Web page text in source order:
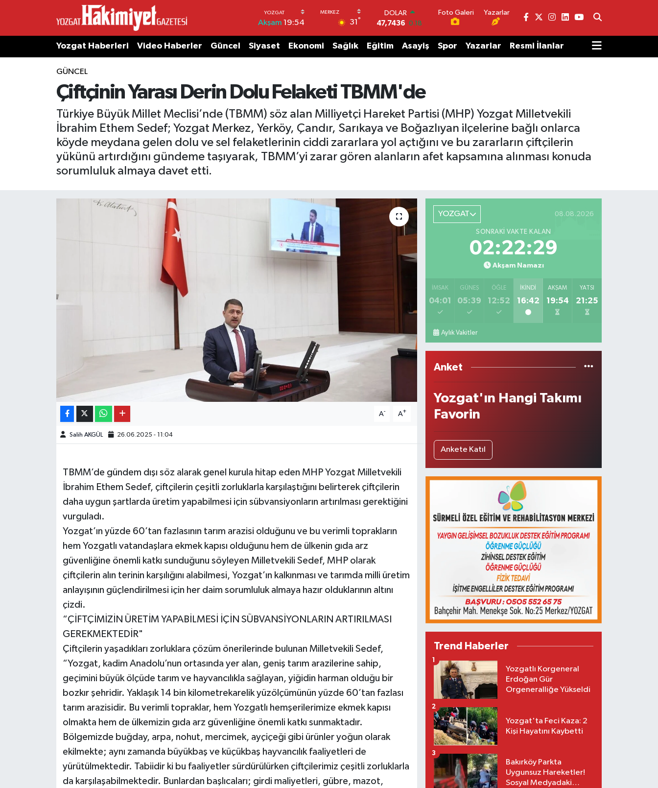
Akşam 19:54 31 °
DOLAR
47,7436 0.18
55,2510 0.32
6660.55
0.03
BİST100
BITCOIN
64.944,08 -0.18
Foto Galeri Yazarlar
Yozgat Haberleri Video Haberler Güncel Siyaset Ekonomi Sağlık Eğitim Asayiş Spor Yazarlar Resmi İlanlar
GÜNCEL
Çiftçinin Yarası Derin Dolu Felaketi TBMM'de
Türkiye Büyük Millet Meclisi’nde (TBMM) söz alan Milliyetçi Hareket Partisi (MHP) Yozgat Milletvekili
İbrahim Ethem Sedef; Yozgat Merkez, Yerköy, Çandır, Sarıkaya ve Boğazlıyan ilçelerine bağlı onlarca
köyde meydana gelen dolu ve sel felaketlerinin ciddi zararlara yol açtığını ve bu zararların çiftçilerin
yükünü artırdığını gündeme taşıyarak, TBMM’yi zarar gören alanların afet kapsamına alınması konuda
sorumluluk almaya davet etti.
A- A+
Salih AKGÜL 26.06.2025 - 11:04
TBMM’de gündem dışı söz alarak genel kurula hitap eden MHP Yozgat Milletvekili
İbrahim Ethem Sedef, çiftçilerin çeşitli zorluklarla karşılaştığını belirterek çiftçilerin
daha uygun şartlarda üretim yapabilmesi için sübvansiyonların artırılması gerektiğini
vurguladı.
Yozgat’ın yüzde 60’tan fazlasının tarım arazisi olduğunu ve bu verimli toprakların
hem Yozgatlı vatandaşlara ekmek kapısı olduğunu hem de ülkenin gıda arz
güvenliğine önemli katkı sunduğunu söyleyen Milletvekili Sedef, MHP olarak
çiftçilerin alın terinin karşılığını alabilmesi, Yozgat’ın kalkınması ve tarımda milli üretim
anlayışının güçlendirilmesi için her daim sorumluluk almaya hazır olduklarının altını
çizdi.
“ÇİFTÇİMİZİN ÜRETİM YAPABİLMESİ İÇİN SÜBVANSİYONLARIN ARTIRILMASI
GEREKMEKTEDİR"
Çiftçilerin yaşadıkları zorluklara çözüm önerilerinde bulunan Milletvekili Sedef,
“Yozgat, kadim Anadolu’nun ortasında yer alan, geniş tarım arazilerine sahip,
geçimini büyük ölçüde tarım ve hayvancılıkla sağlayan, yiğidin harman olduğu bir
bozkır şehridir. Yaklaşık 14 bin kilometrekarelik yüzölçümünün yüzde 60’tan fazlası
tarım arazisidir. Bu verimli topraklar, hem Yozgatlı hemşerilerimize ekmek kapısı
olmakta hem de ülkemizin gıda arz güvenliğine önemli katkı sunmaktadır.
Bölgemizde buğday, arpa, nohut, mercimek, ayçiçeği gibi ürünler yoğun olarak
ekilmekte; aynı zamanda büyükbaş ve küçükbaş hayvancılık faaliyetleri de
yürütülmektedir. Tabiidir ki bu faaliyetler sürdürülürken çiftçilerimiz çeşitli zorluklarla
da karşılaşabilmektedir. Bunlardan başlıcaları; girdi maliyetleri, gübre, mazot,
YOZGAT 08.08.2026
SONRAKI VAKTE KALAN
02:22:29
Akşam Namazı
İMSAK
04:01
GÜNEŞ
05:39
ÖĞLE
12:52
İKINDI
16:42
AKŞAM
19:54
YATSI
21:25
Aylık Vakitler
Anket
Yozgat'ın Hangi Takımı
Favorin
Ankete Katıl
Trend Haberler
Yozgatlı Korgeneral
Erdoğan Gür
Orgeneralliğe Yükseldi
1
Yozgat'ta Feci Kaza: 2
Kişi Hayatını Kaybetti
2
Bakırköy Parkta
Uygunsuz Hareketler!
Sosyal Medyadaki
3